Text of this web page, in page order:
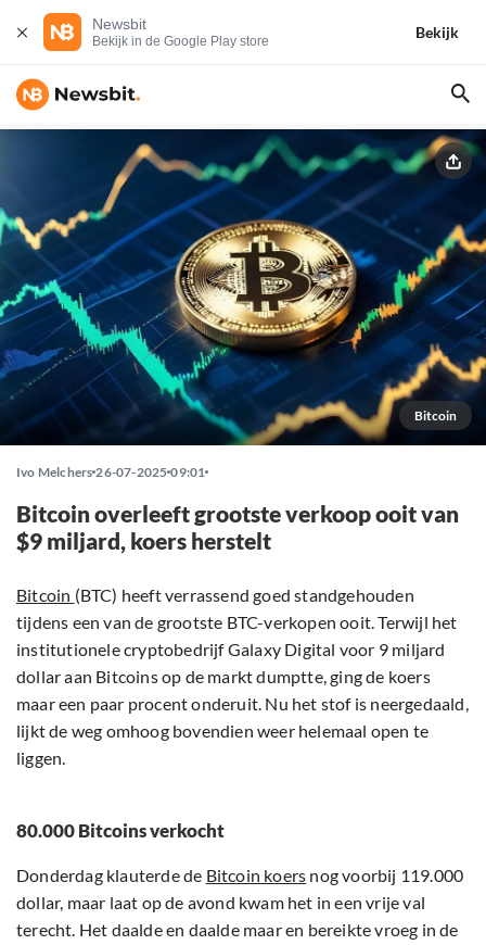
Newsbit
Bekijk in de Google Play store
Bekijk
Bitcoin
Ivo Melchers 26-07-2025 09:01
Bitcoin overleeft grootste verkoop ooit van
$9 miljard, koers herstelt
Bitcoin (BTC) heeft verrassend goed standgehouden
tijdens een van de grootste BTC-verkopen ooit. Terwijl het
institutionele cryptobedrijf Galaxy Digital voor 9 miljard
dollar aan Bitcoins op de markt dumptte, ging de koers
maar een paar procent onderuit. Nu het stof is neergedaald,
lijkt de weg omhoog bovendien weer helemaal open te
liggen.
80.000 Bitcoins verkocht
Donderdag klauterde de Bitcoin koers nog voorbij 119.000
dollar, maar laat op de avond kwam het in een vrije val
terecht. Het daalde en daalde maar en bereikte vroeg in de